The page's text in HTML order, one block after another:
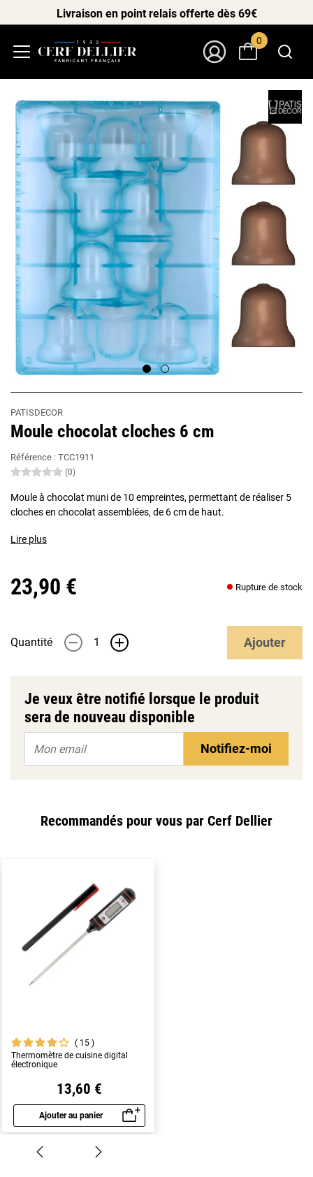
Livraison en point relais offerte dès 69€
0
PATISDECOR
Moule chocolat cloches 6 cm
Référence : TCC1911
(0)
Moule à chocolat muni de 10 empreintes, permettant de réaliser 5
cloches en chocolat assemblées, de 6 cm de haut.
Lire plus
23,90 € Rupture de stock
Quantité - + Ajouter
Je veux être notifié lorsque le produit
sera de nouveau disponible
Notifiez-moi
Recommandés pour vous par Cerf Dellier
15
Thermomètre de cuisine digital
électronique
13,60 €
Ajouter au panier
Aperçu rapide